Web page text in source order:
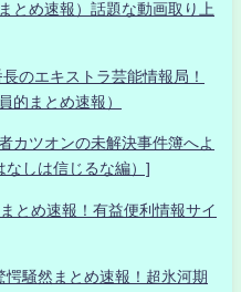
とめ速報）話題な動画取り上
のエキストラ芸能情報局！
的まとめ速報）
カツオンの未解決事件簿へよ
なしは信じるな編）]
め速報！有益便利情報サイ
騒然まとめ速報！超氷河期